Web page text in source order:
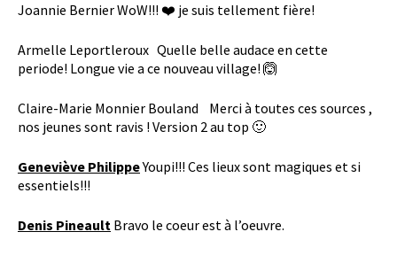
Joannie Bernier WoW!!! ❤️ je suis tellement fière!
Armelle Leportleroux Quelle belle audace en cette
periode! Longue vie a ce nouveau village! 🙆
Claire-Marie Monnier Bouland Merci à toutes ces sources ,
nos jeunes sont ravis ! Version 2 au top 🙂
Geneviève PhilippeYoupi!!! Ces lieux sont magiques et si
essentiels!!!
Denis Pineault Bravo le coeur est à l’oeuvre.